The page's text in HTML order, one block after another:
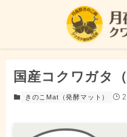
国産コクワガタ
きのこMat（発酵マット）